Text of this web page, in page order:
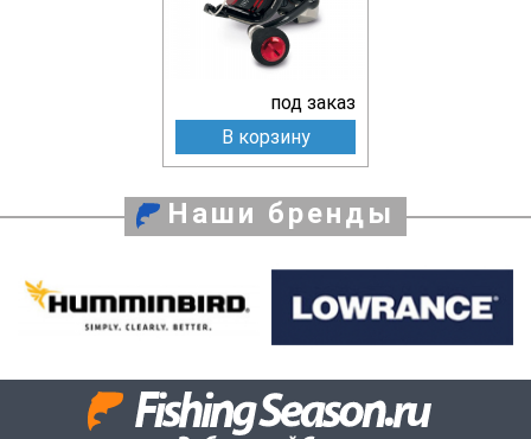
под заказ
В корзину
Наши бренды